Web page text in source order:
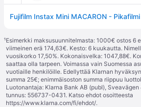
¹Esimerkki maksusuunnitelmasta: 1000€ ostos 6
viimeinen erä 174,63€. Kesto: 6 kuukautta.
vuosikorko 17,50%. Kokonaisvelka: 1047,88€.
saattaa olla tarpeen. Voimassa vain Suomessa
vuotiaille henkilöille. Edellyttää Klarnan
summa 25€; enimmäisoston summa riippuu
Luotonantaja: Klarna Bank AB (publ), Sveavägen
tunnus: 556737-0431. Katso ehdot osoitteesta
https://www.klarna.com/fi/ehdot/.